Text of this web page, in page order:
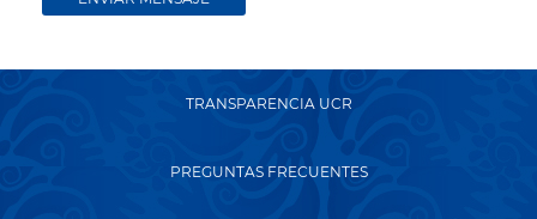
TRANSPARENCIA UCR
PREGUNTAS FRECUENTES